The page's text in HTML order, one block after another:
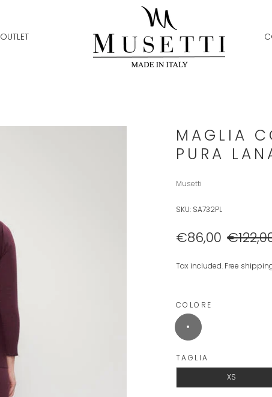
OUTLET
MAGLIA
PURA
Musetti
SKU: SA732PL
€86,00
Tax included. Free
COLORE
TAGLIA
XS